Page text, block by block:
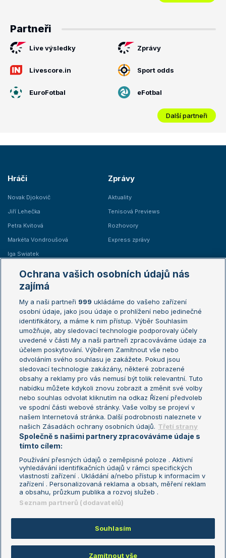
Partneři
Live výsledky Zprávy
Livescore.in Sport odds
EuroFotbal eFotbal
Další partneři
Hráči
Novak Djokovič
Jiří Lehečka
Petra Kvitová
Markéta Vondroušová
Iga Swiatek
Zprávy
Aktuality
Tenisová Previews
Rozhovory
Express zprávy
Žebříčky
Žebříček ATP (muži)
Žebříček WTA (ženy)
Sázkařský žebříček
Australian Open
French Open
Wimbledon
US Open
Turnaj mistrů
Turnaj mistryň
Aktualní trendy
Fotbalové přestupy
Livesport Daily
LS Prague Open
Podmínky užití
Nastavení soukromí
GDPR a žurnalistika
Reklama
Kontakt
Informace o zpracování osobních
údajů
Copyright © 2008-2026 TenisPortal.cz. Využíváme zpravodajství ČTK.
Ochrana vašich osobních údajů nás
zajímá
My a naši partneři 999 ukládáme do vašeho zařízení
osobní údaje, jako jsou údaje o prohlížení nebo jedinečné
identifikátory, a máme k nim přístup. Výběr Souhlasím
umožňuje, aby sledovací technologie podporovaly účely
uvedené v části My a naši partneři zpracováváme údaje za
účelem poskytování. Výběrem Zamítnout vše nebo
odvoláním svého souhlasu je zakážete. Pokud jsou
sledovací technologie zakázány, některé zobrazené
obsahy a reklamy pro vás nemusí být tolik relevantní. Tuto
nabídku můžete kdykoli znovu zobrazit a změnit své volby
nebo souhlas odvolat kliknutím na odkaz Řízení předvoleb
ve spodní části webové stránky. Vaše volby se projeví v
našem Internetová stránka. Další podrobnosti naleznete v
našich Zásadách ochrany osobních údajů. Třetí strany
Společně s našimi partnery zpracováváme údaje s
tímto cílem:
Používání přesných údajů o zeměpisné poloze . Aktivní
vyhledávání identifikačních údajů v rámci specifických
vlastností zařízení . Ukládání a/nebo přístup k informacím v
zařízení . Personalizovaná reklama a obsah, měření reklam
a obsahu, průzkum publika a rozvoj služeb .
Seznam partnerů (dodavatelů)
Souhlasím
Zamítnout vše